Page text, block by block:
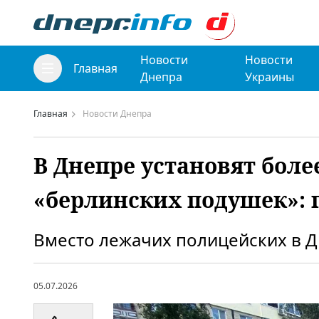
Главная
Новости
Днепра
Новости
Украины
Главная Новости Днепра
В Днепре установят
«берлинских
Вместо лежачих полицейских в
05.07.2026